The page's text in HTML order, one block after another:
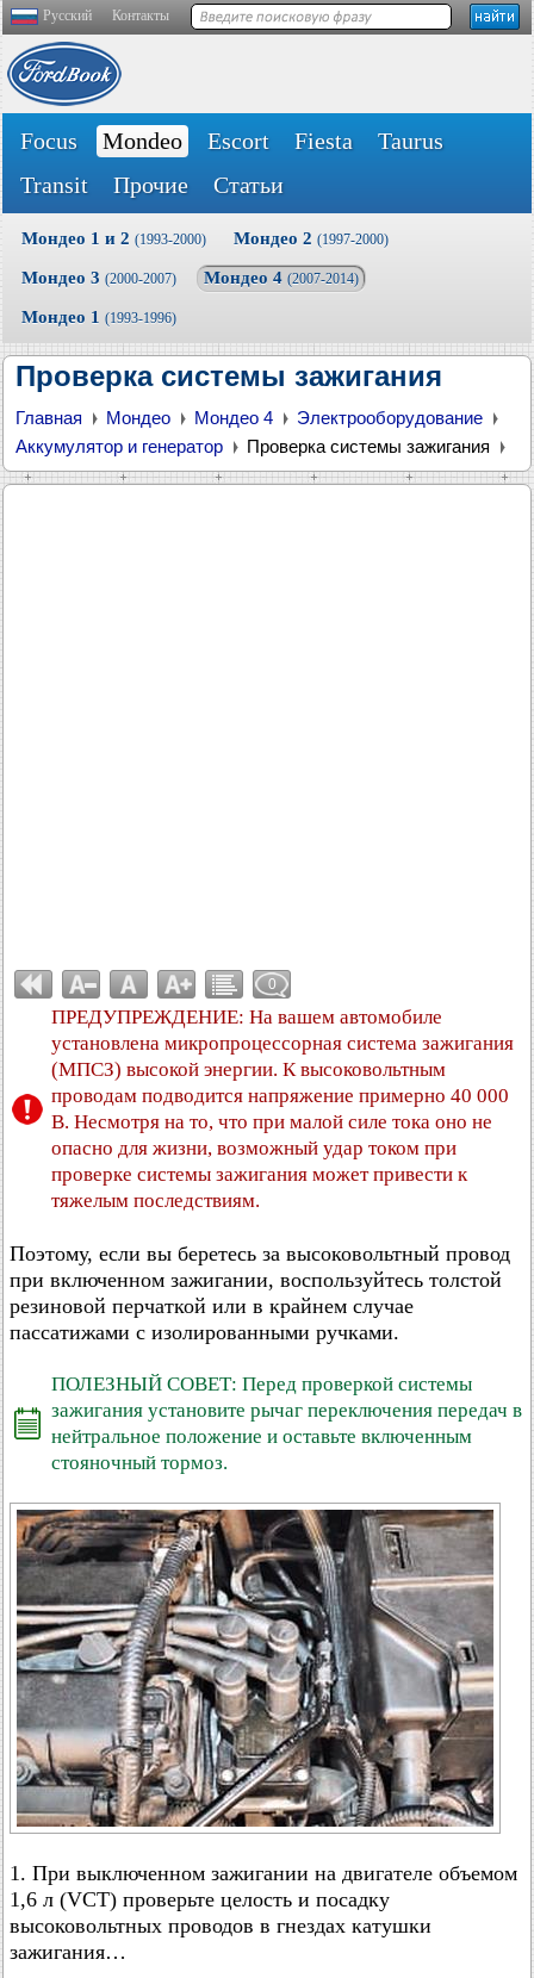
Русский Контакты
Focus Mondeo Escort Fiesta
Taurus
Transit
Прочие Статьи
Мондео 1 и 2 (1993-2000) Мондео 2 (1997-2000)
Мондео 3 (2000-2007) Мондео 4 (2007-2014)
Мондео 1 (1993-1996)
Проверка системы зажигания
Главная Мондео Мондео 4
Электрооборудование
Аккумулятор и генератор
Проверка системы зажигания
0
ПРЕДУПРЕЖДЕНИЕ: На вашем автомобиле
установлена микропроцессорная система зажигания
(МПСЗ) высокой энергии. К высоковольтным
проводам подводится напряжение примерно 40 000
В. Несмотря на то, что при малой силе тока оно не
опасно для жизни, возможный удар током при
проверке системы зажигания может привести к
тяжелым последствиям.
Поэтому, если вы беретесь за высоковольтный провод
при включенном зажигании, воспользуйтесь толстой
резиновой перчаткой или в крайнем случае
пассатижами с изолированными ручками.
ПОЛЕЗНЫЙ СОВЕТ: Перед проверкой системы
зажигания установите рычаг переключения передач в
нейтральное положение и оставьте включенным
стояночный тормоз.
1. При выключенном зажигании на двигателе объемом
1,6 л (VCT) проверьте целость и посадку
высоковольтных проводов в гнездах катушки
зажигания…